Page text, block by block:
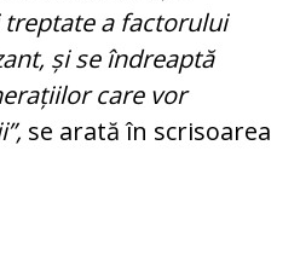
a factorului
și se îndreaptă
care vor
se arată în scrisoarea